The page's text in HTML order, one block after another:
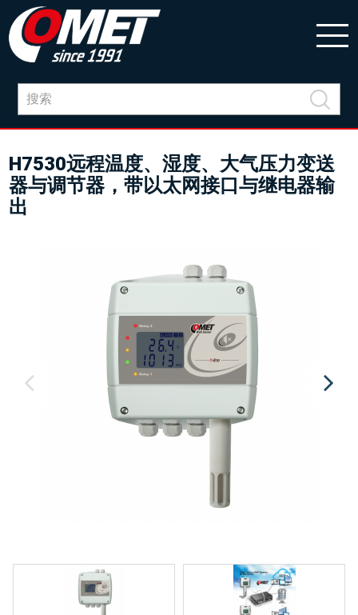
H7530远程温度、湿度、大气压力变送
器与调节器，带以太网接口与继电器输
出